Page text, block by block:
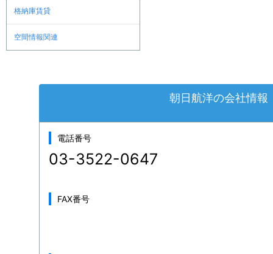
格納庫賃貸
空間情報関連
朝日航洋の会社情報
電話番号
03-3522-0647
FAX番号